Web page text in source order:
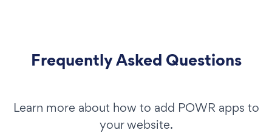
Frequently Asked Questions
Learn more about how to add POWR apps to
your website.